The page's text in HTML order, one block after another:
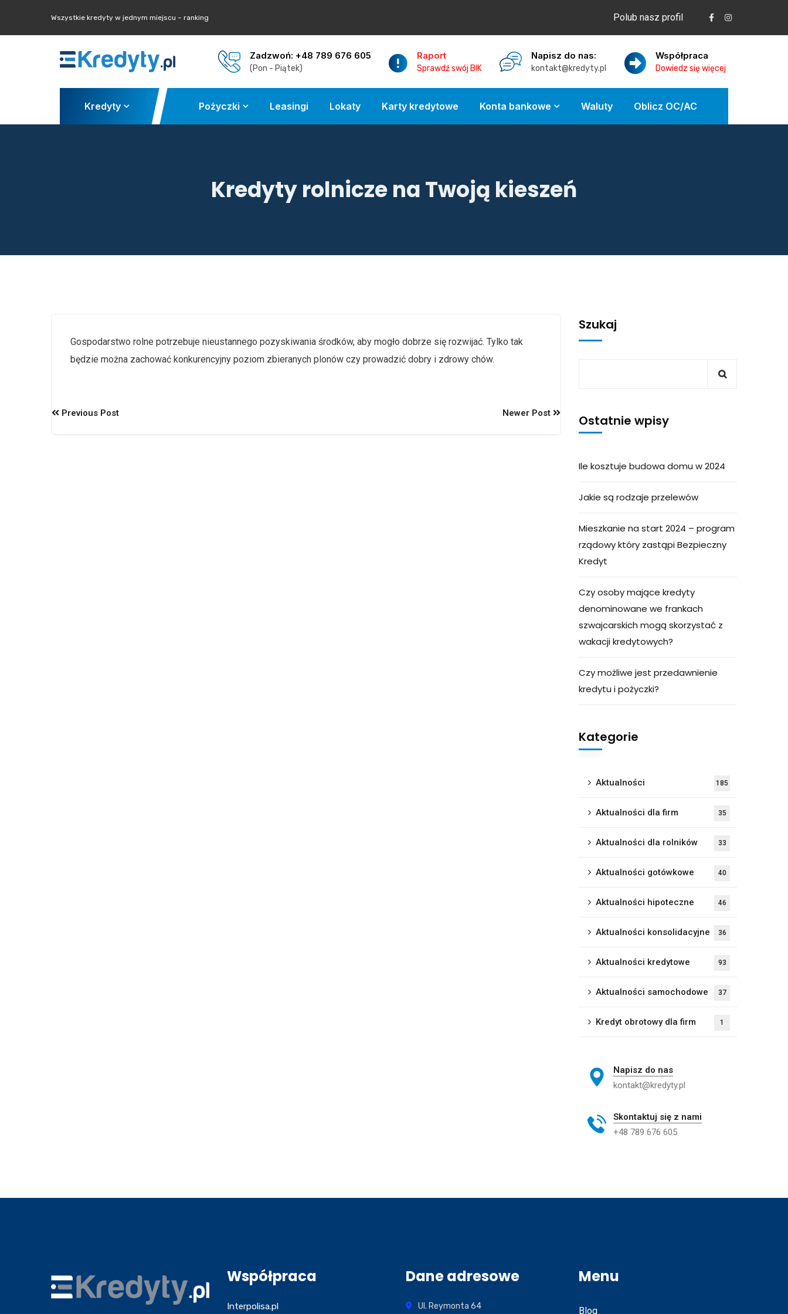
Wszystkie kredyty w jednym miejscu – ranking Polub nasz profil
Zadzwoń: +48 789 676 605
(Pon - Piątek)
Raport
Sprawdź swój BIK
Napisz do nas:
kontakt@kredyty.pl
Współpraca
Dowiedz się więcej
Kredyty Pożyczki Leasingi Lokaty Karty kredytowe Konta bankowe Waluty Oblicz OC/AC
Kredyty rolnicze na Twoją kieszeń
Gospodarstwo rolne potrzebuje nieustannego pozyskiwania środków, aby mogło dobrze się rozwijać. Tylko tak
będzie można zachować konkurencyjny poziom zbieranych plonów czy prowadzić dobry i zdrowy chów.
Previous Post Newer Post
Szukaj
Ostatnie wpisy
Ile kosztuje budowa domu w 2024
Jakie są rodzaje przelewów
Mieszkanie na start 2024 – program
rządowy który zastąpi Bezpieczny
Kredyt
Czy osoby mające kredyty
denominowane we frankach
szwajcarskich mogą skorzystać z
wakacji kredytowych?
Czy możliwe jest przedawnienie
kredytu i pożyczki?
Kategorie
Aktualności 185
Aktualności dla firm 35
Aktualności dla rolników 33
Aktualności gotówkowe 40
Aktualności hipoteczne 46
Aktualności konsolidacyjne 36
Aktualności kredytowe 93
Aktualności samochodowe 37
Kredyt obrotowy dla firm 1
Napisz do nas
kontakt@kredyty.pl
Skontaktuj się z nami
+48 789 676 605
Współpraca
Interpolisa.pl
Dane adresowe
Ul. Reymonta 64
Menu
Blog